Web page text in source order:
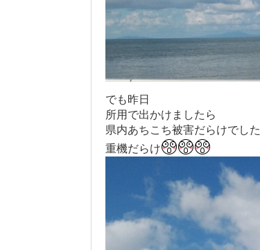
でも昨日
所用で出かけましたら
県内あちこち被害だらけでした
重機だらけ